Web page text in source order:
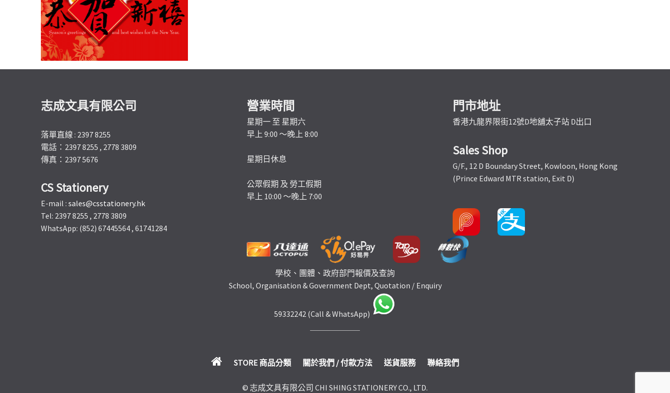
志成文具有限公司
落單直線 : 2397 8255
電話：2397 8255 , 2778 3809
傳真：2397 5676
CS Stationery
E-mail : sales@csstationery.hk
Tel: 2397 8255 , 2778 3809
WhatsApp: (852) 67445564 , 61741284
營業時間
星期一 至 星期六
早上 9:00 ～晚上 8:00
星期日休息
公眾假期 及 勞工假期
早上 10:00 ～晚上 7:00
門市地址
香港九龍界限街12號D地舖太子站 D出口
Sales Shop
G/F., 12 D Boundary Street, Kowloon, Hong Kong
(Prince Edward MTR station, Exit D)
學校、團體、政府部門報價及查詢
School, Organisation & Government Dept, Quotation / Enquiry
59332242 (Call & WhatsApp)
STORE 商品分類 關於我們 / 付款方法 送貨服務 聯絡我們
© 志成文具有限公司 CHI SHING STATIONERY CO., LTD.